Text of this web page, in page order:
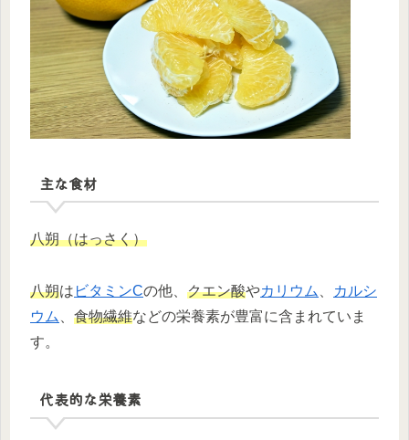
主な食材
八朔（はっさく）
八朔は ビタミンCの他、 クエン酸やカリウム
カルシ
ウム
食物繊維などの栄養素が豊富に含まれていま
す。
代表的な栄養素